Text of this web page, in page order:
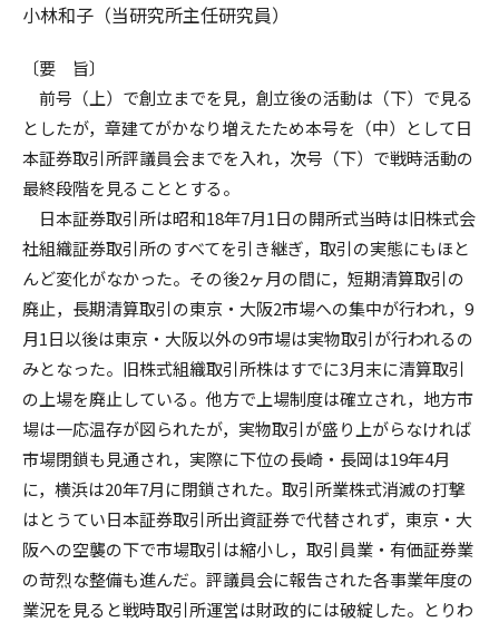
小林和子（当研究所主任研究員）
〔要 旨〕
前号（上）で創立までを見，創立後の活動は（下）で見る
としたが，章建てがかなり増えたため本号を（中）として日
本証券取引所評議員会までを入れ，次号（下）で戦時活動の
最終段階を見ることとする。
日本証券取引所は昭和18年7月1日の開所式当時は旧株式会
社組織証券取引所のすべてを引き継ぎ，取引の実態にもほと
んど変化がなかった。その後2ヶ月の間に，短期清算取引の
廃止，長期清算取引の東京・大阪2市場への集中が行われ，9
月1日以後は東京・大阪以外の9市場は実物取引が行われるの
みとなった。旧株式組織取引所株はすでに3月末に清算取引
の上場を廃止している。他方で上場制度は確立され，地方市
場は一応温存が図られたが，実物取引が盛り上がらなければ
市場閉鎖も見通され，実際に下位の長崎・長岡は19年4月
に，横浜は20年7月に閉鎖された。取引所業株式消滅の打撃
はとうてい日本証券取引所出資証券で代替されず，東京・大
阪への空襲の下で市場取引は縮小し，取引員業・有価証券業
の苛烈な整備も進んだ。評議員会に報告された各事業年度の
業況を見ると戦時取引所運営は財政的には破綻した。とりわ